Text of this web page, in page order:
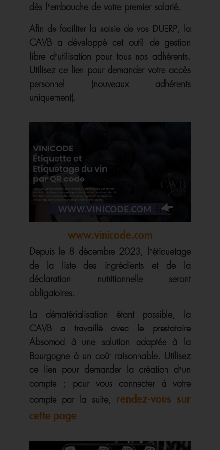
dès l’embauche de votre premier salarié.
Afin de faciliter la saisie de vos DUERP, la
CAVB a développé cet outil de gestion
libre d’utilisation pour tous nos adhérents.
Utilisez ce lien pour demander votre accès
personnel (nouveaux adhérents
uniquement).
www.vinicode.com
Depuis le 8 décembre 2023, l’étiquetage
de la liste des ingrédients et de la
déclaration nutritionnelle seront
obligatoires.
La dématérialisation étant possible, la
CAVB a travaillé avec le prestataire
Absomod à une solution adaptée à la
Bourgogne à un coût raisonnable. Utilisez
ce lien pour demander la création d’un
compte ; pour vous connecter à votre
compte par la suite, rendez-vous sur
cette page